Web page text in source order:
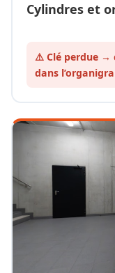
Cylindres et
⚠️ Clé perdue →
dans